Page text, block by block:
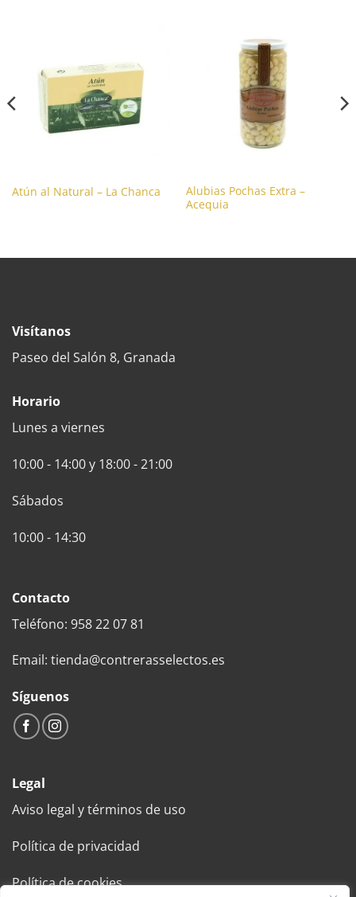
Atún al Natural – La Chanca
Alubias Pochas Extra –
Acequia
Visítanos
Paseo del Salón 8, Granada
Horario
Lunes a viernes
10:00 - 14:00 y 18:00 - 21:00
Sábados
10:00 - 14:30
Contacto
Teléfono: 958 22 07 81
Email: tienda@contrerasselectos.es
Síguenos
Legal
Aviso legal y términos de uso
Política de privacidad
Política de cookies